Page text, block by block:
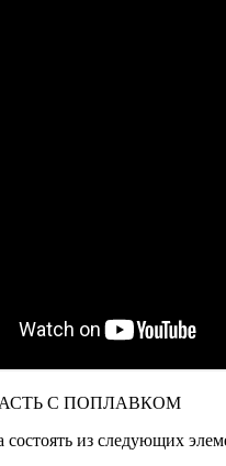
С ПОПЛАВКОМ
состоять из следующих